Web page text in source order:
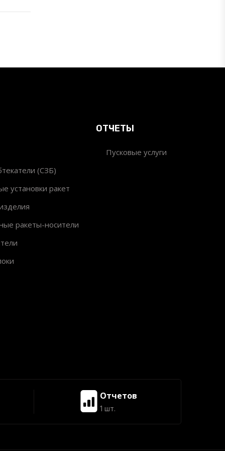
(СЗБ)
установки ракет
ракеты-носители
ОТЧЕТЫ
Пусковые услуги
Отчетов
1 шт.